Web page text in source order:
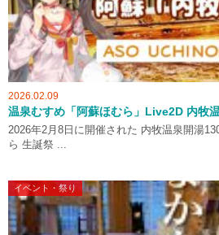
2026.02.09
温泉むすめ「阿蘇ほむら」Live2D 内牧
2026年2月8日に開催された 内牧温泉開湯
ら 生誕祭 ...
イベント・祭り